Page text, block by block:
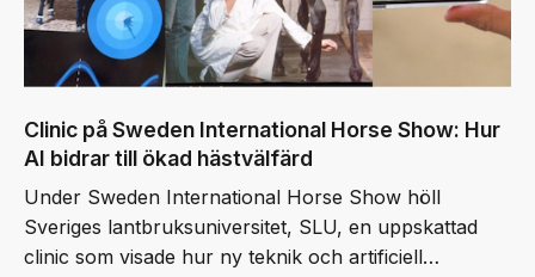
Clinic på Sweden International Horse Show: Hur
AI bidrar till ökad hästvälfärd
Under Sweden International Horse Show höll
Sveriges lantbruksuniversitet, SLU, en uppskattad
clinic som visade hur ny teknik och artificiell